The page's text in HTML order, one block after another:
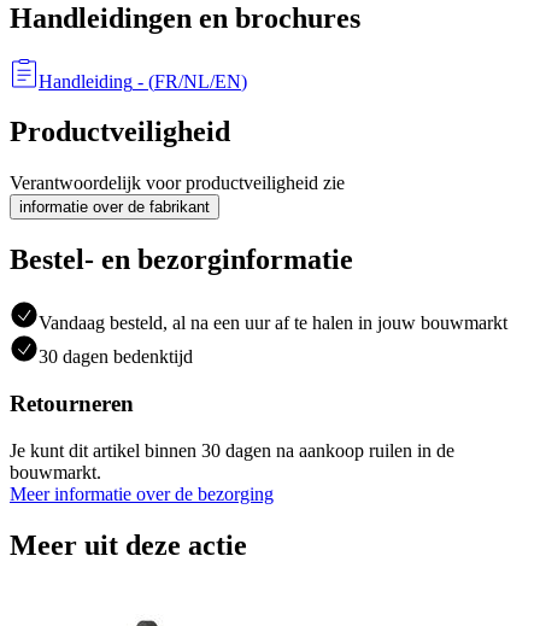
Handleidingen en brochures
Handleiding - (FR/NL/EN)
Productveiligheid
Verantwoordelijk voor productveiligheid zie
informatie over de fabrikant
Bestel- en bezorginformatie
Vandaag besteld, al na een uur af te halen in jouw bouwmarkt
30 dagen bedenktijd
Retourneren
Je kunt dit artikel binnen 30 dagen na aankoop ruilen in de
bouwmarkt.
Meer informatie over de bezorging
Meer uit deze actie